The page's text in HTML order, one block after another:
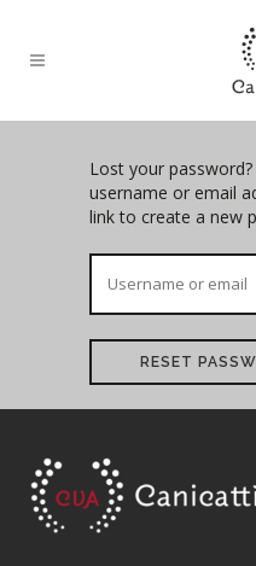
Lost your
username or email
link to create a new